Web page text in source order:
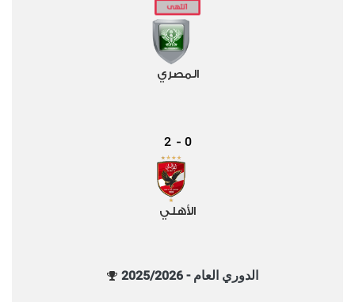
المصري
0
-
2
الأهلي
الدوري العام - 2025/2026